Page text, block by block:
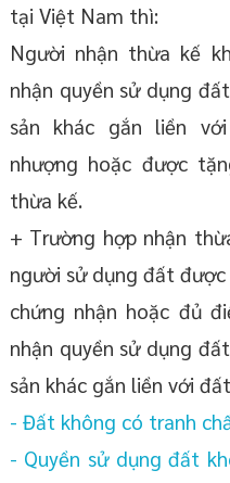
tại Việt Nam thì:
Người nhận thừa kế
nhận quyền sử dụng
sản khác gắn liền
nhượng hoặc được
thừa kế.
+ Trường hợp nhận
người sử dụng đất
chứng nhận hoặc đủ
nhận quyền sử dụng
sản khác gắn liền với
- Đất không có tranh
- Quyền sử dụng đất